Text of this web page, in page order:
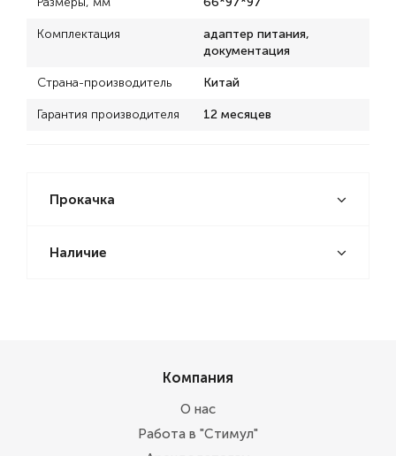
Комплектация
адаптер питания,
документация
Страна-производитель Китай
Гарантия производителя 12 месяцев
Прокачка
Наличие
Компания
О нас
Работа в "Стимул"